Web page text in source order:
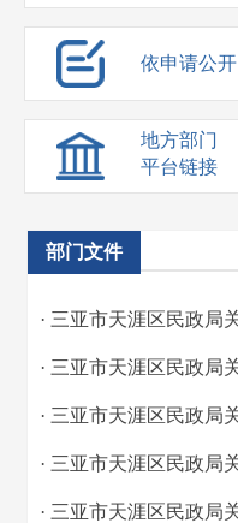
依申请公开
地方部门
平台链接
部门文件